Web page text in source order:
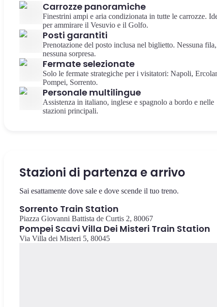
Carrozze panoramiche
Finestrini ampi e aria condizionata in tutte le carrozze.
per ammirare il Vesuvio e il Golfo.
Posti garantiti
Prenotazione del posto inclusa nel biglietto. Nessuna fila,
nessuna sorpresa.
Fermate selezionate
Solo le fermate strategiche per i visitatori: Napoli,
Pompei, Sorrento.
Personale multilingue
Assistenza in italiano, inglese e spagnolo a bordo e nelle
stazioni principali.
Stazioni di partenza e arrivo
Sai esattamente dove sale e dove scende il tuo treno.
Sorrento Train Station
Piazza Giovanni Battista de Curtis 2, 80067
Pompei Scavi Villa Dei Misteri Train Station
Via Villa dei Misteri 5, 80045